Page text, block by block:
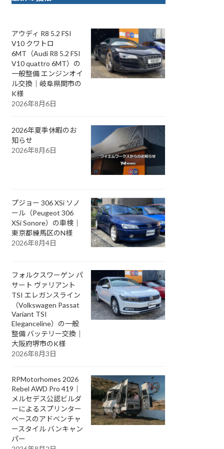
アウディ R8 5.2 FSI
V10 クワトロ
6MT（Audi R8 5.2 FSI
V10 quattro 6MT）の
一般整備 エンジンオイ
ル交換｜岐阜県関市の
K様
2026年8月6日
2026年夏季休暇のお
知らせ
2026年8月6日
プジョー 306 XSi ソノ
ール（Peugeot 306
XSi Sonore）の車検｜
東京都練馬区のN様
2026年8月4日
フォルクスワーゲン パ
サート ヴァリアント
TSI エレガンスライン
（Volkswagen Passat
Variant TSI
Eleganceline）の一般
整備 バッテリー交換｜
大阪府堺市のK様
2026年8月3日
RPMotorhomes 2026
Rebel AWD Pro 419｜
メルセデス公認ビルダ
ーによるスプリンター
ベースのアドベンチャ
ースタイル バンキャン
パー